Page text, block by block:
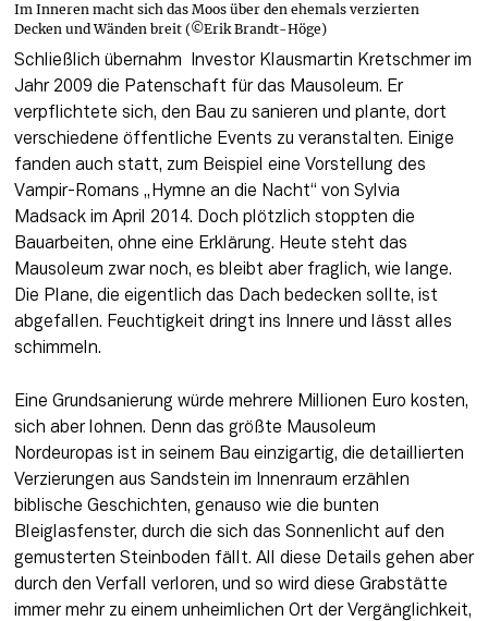
Im Inneren macht sich das Moos über den ehemals verzierten
Decken und Wänden breit (©Erik Brandt-Höge)
Schließlich übernahm  Investor Klausmartin Kretschmer im
Jahr 2009 die Patenschaft für das Mausoleum. Er
verpflichtete sich, den Bau zu sanieren und plante, dort
verschiedene öffentliche Events zu veranstalten. Einige
fanden auch statt, zum Beispiel eine Vorstellung des
Vampir-Romans „Hymne an die Nacht“ von Sylvia
Madsack im April 2014. Doch plötzlich stoppten die
Bauarbeiten, ohne eine Erklärung. Heute steht das
Mausoleum zwar noch, es bleibt aber fraglich, wie lange.
Die Plane, die eigentlich das Dach bedecken sollte, ist
abgefallen. Feuchtigkeit dringt ins Innere und lässt alles
schimmeln.
Eine Grundsanierung würde mehrere Millionen Euro kosten,
sich aber lohnen. Denn das größte Mausoleum
Nordeuropas ist in seinem Bau einzigartig, die detaillierten
Verzierungen aus Sandstein im Innenraum erzählen
biblische Geschichten, genauso wie die bunten
Bleiglasfenster, durch die sich das Sonnenlicht auf den
gemusterten Steinboden fällt. All diese Details gehen aber
durch den Verfall verloren, und so wird diese Grabstätte
immer mehr zu einem unheimlichen Ort der Vergänglichkeit,